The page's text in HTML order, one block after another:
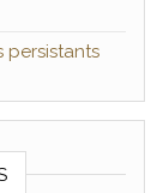
persistants